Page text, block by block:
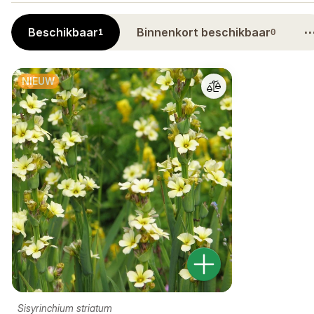
Beschikbaar1 Binnenkort beschikbaar0
NIEUW
Sisyrinchium striatum